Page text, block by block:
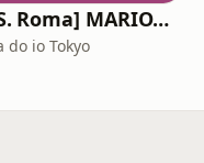
[A.S. Roma] MARIONE - Il portale della ControInformazione GialloRossa
do io Tokyo